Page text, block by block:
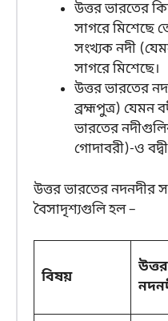
উত্তর ভারতের
সাগরে মিশেছে
সংখ্যক নদী
সাগরে মিশেছে।
উত্তর ভারতের
ব্রহ্মপুত্র) যেমন
ভারতের
গোদাবরী)-ও
উত্তর ভারতের নদনদীর
বৈসাদৃশ্যগুলি হল –
বিষয়